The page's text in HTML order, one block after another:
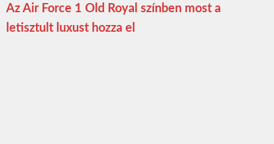
Az Air Force 1 Old Royal színben most a
letisztult luxust hozza el